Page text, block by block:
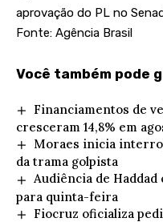
aprovação do PL no
Fonte: Agência Brasil
Você também pode
Financiamentos de
cresceram 14,8% em
Moraes inicia
da trama golpista
Audiência de Haddad
para quinta-feira
Fiocruz oficializa